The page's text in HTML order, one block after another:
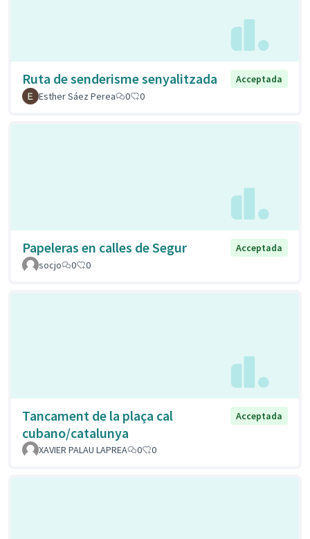
Ruta de senderisme senyalitzada
Acceptada
Esther Sáez Perea
0 0
Papeleras en calles de Segur
Acceptada
socjo
0 0
Tancament de la plaça cal
cubano/catalunya
Acceptada
XAVIER PALAU LAPREA 0 0